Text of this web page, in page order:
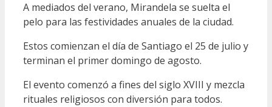
A mediados del verano, Mirandela se suelta el
pelo para las festividades anuales de la ciudad.
Estos comienzan el día de Santiago el 25 de julio y
terminan el primer domingo de agosto.
El evento comenzó a fines del siglo XVIII y mezcla
rituales religiosos con diversión para todos.